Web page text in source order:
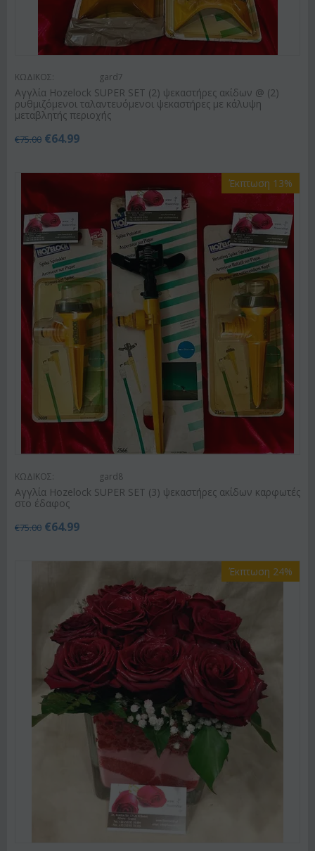
ΚΩΔΙΚΟΣ: gard7
Αγγλία Hozelock SUPER SET (2) ψεκαστήρες ακίδων @ (2)
ρυθμιζόμενοι ταλαντευόμενοι ψεκαστήρες με κάλυψη
μεταβλητής περιοχής
€75.00 €64.99
Έκπτωση 13%
ΚΩΔΙΚΟΣ: gard8
Αγγλία Hozelock SUPER SET (3) ψεκαστήρες ακίδων καρφωτές
στο έδαφος
€75.00 €64.99
Έκπτωση 24%